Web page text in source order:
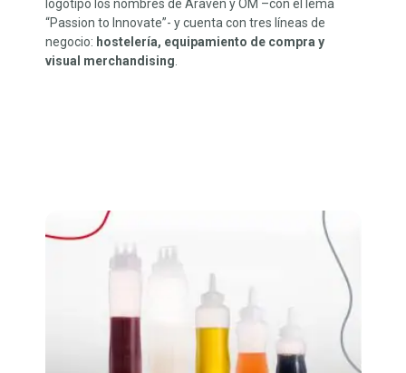
logotipo los nombres de Araven y OM –con el lema
“Passion to Innovate”- y cuenta con tres líneas de
negocio: hostelería, equipamiento de compra y
visual merchandising.